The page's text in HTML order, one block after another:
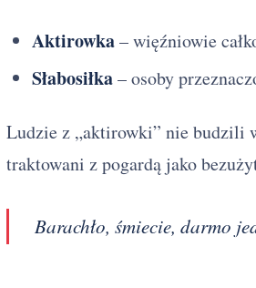
Aktirowka– więźniowie
Słabosiłka– osoby
Ludzie z „aktirowki” nie budzili
traktowani z pogardą jako
Barachło, śmiecie, darmo